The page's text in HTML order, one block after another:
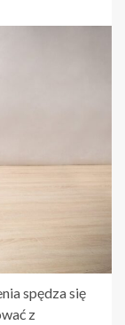
spędza się
z